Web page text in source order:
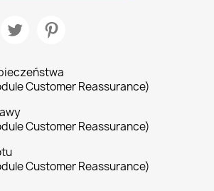
Customer Reassurance)
Customer Reassurance)
Customer Reassurance)